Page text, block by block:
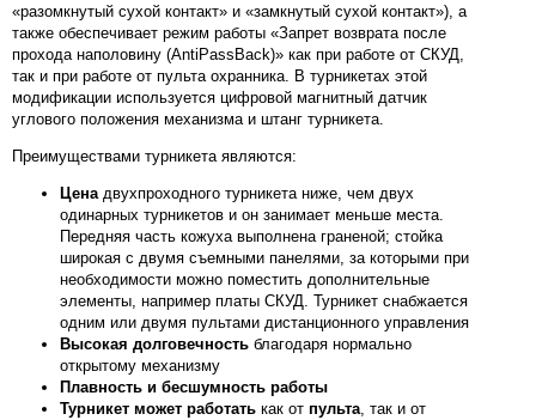
«разомкнутый сухой контакт» и «замкнутый сухой контакт»), а
также обеспечивает режим работы «Запрет возврата после
прохода наполовину (AntiPassBack)» как при работе от СКУД,
так и при работе от пульта охранника. В турникетах этой
модификации используется цифровой магнитный датчик
углового положения механизма и штанг турникета.
Преимуществами турникета являются:
Ценадвухпроходного турникета ниже, чем двух
одинарных турникетов и он занимает меньше места.
Передняя часть кожуха выполнена граненой; стойка
широкая с двумя съемными панелями, за которыми при
необходимости можно поместить дополнительные
элементы, например платы СКУД. Турникет снабжается
одним или двумя пультами дистанционного управления
Высокая долговечность благодаря нормально
открытому механизму
Плавность и бесшумность работы
Турникет может работать как от пульта, так и от